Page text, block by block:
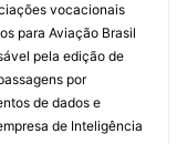
vocacionais
para Aviação Brasil
pela edição de
por
de dados e
de Inteligência